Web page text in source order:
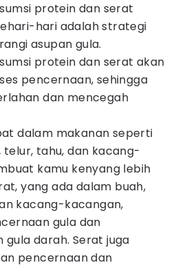
protein dan serat
hari adalah strategi
asupan gula.
protein dan serat akan
pencernaan, sehingga
dan mencegah
dalam makanan seperti
tahu, dan kacang-
kamu kenyang lebih
yang ada dalam buah,
kacang-kacangan,
gula dan
gula darah. Serat juga
pencernaan dan